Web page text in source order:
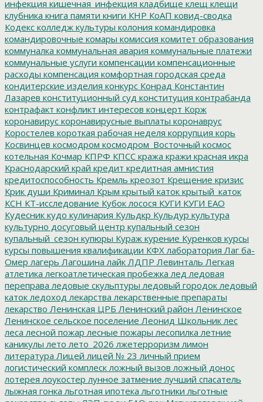
инфекция кишечная_инфекция кладбище клещ клещи
клубника книга памяти книги КНР КоАП ковид-сводка
Кодекс колледж культуры колония командировка
командировочные комары комиссия комитет образования
коммуналка коммунальная авария коммунальные платежи
коммунальные услуги компенсации компенсационные
расходы компенсация комфортная городская среда
кондитерские изделия конкурс Конрад Константин
Лазарев конституционный суд конституция контрабанда
контрафакт конфликт интересов концерт Корж
коронавирус коронавирусные выплаты коронаврус
Коростелев короткая рабочая неделя коррупция корь
Косвинцев космодром космодром_Восточный космос
котельная Кочмар КПРФ КПСС кража кражи красная икра
Краснодарский край кредит кредитная амнистия
кредитоспособность Кремль креозот Крещение кризис
Крик души Криминал Крым крытый каток крытый_каток
КСН КТ-исследование Кубок лосося КУГИ КУГИ ЕАО
Кудесник кудо кулинария Кульдкр Кульдур культура
культурно досуговый центр купальный сезон
купальный_сезон купюры Кураж курение Куренков курсы
курсы повышения квалификации КФХ лаборатория Лаг ба-
Омер лагерь Лагошина лайк ЛДПР Левинталь Легкая
атлетика легкоатлетическая пробежка лед ледовая
переправа ледовые скульптуры ледовый городок ледовый
каток ледоход лекарства лекарственные препараты
лекарство Ленинская ЦРБ Ленинский район Ленинское
Ленинское сельское поселение Леонид Школьник лес
леса лесной пожар лесные пожары лесопилка летние
каникулы лето лето_2026 лжетерроризм лимон
литература Лицей лицей № 23 личный прием
логистический комплеск ложный вызов ложный донос
лотерея лоукостер лунное затмение лучший спасатель
лыжная гонка льготная ипотека льготники льготные